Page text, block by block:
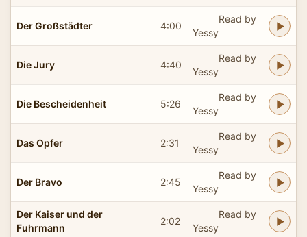
Der Großstädter 4:00
Read by
Yessy
Die Jury 4:40
Read by
Yessy
Die Bescheidenheit 5:26
Read by
Yessy
Das Opfer 2:31
Read by
Yessy
Der Bravo 2:45
Read by
Yessy
Der Kaiser und der
Fuhrmann
2:02
Read by
Yessy